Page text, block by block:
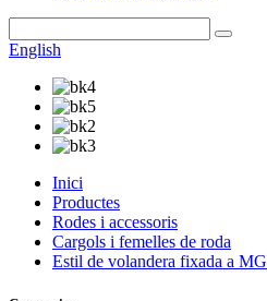
English
Inici
Productes
Rodes i accessoris
Cargols i femelles de roda
Estil de volandera fixada a MG